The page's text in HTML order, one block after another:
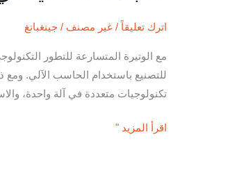
اترك تعليقاً /غير مصنف / جينغبانغ
مع الوتيرة المتسارعة للتطور
للتصنيع باستخدام الحاسب الآلي. ومع
تكنولوجيات متعددة في آلة واحدة،
في
CNC
اقرأ المزيد "